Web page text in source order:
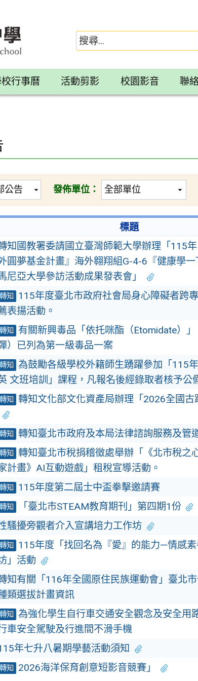
行事曆 活動剪影 校園影音 聯
發佈單位：
標題
知國教署委請國立臺灣師範大學辦理「115
圓夢基金計畫』海外翱翔組G-4-6『健康學
尼亞大學參訪活動成果發表會」
轉知
115年度臺北市政府社會局身心障礙者跨
表揚活動。
轉知
有關新興毒品「依托咪酯（Etomidate）
）已列為第一級毒品一案
轉知
為鼓勵各級學校外籍師生踴躍參加「115
文班培訓」課程，凡報名後經錄取者核予公
轉知 轉知文化部文化資產局辦理「2026全國古
轉知 轉知臺北市政府及本局法律諮詢服務及管
轉知
轉知臺北市稅捐稽徵處舉辦「《北市稅之
計畫》AI互動遊戲」租稅宣導活動。
轉知 115年度第二屆士中盃拳擊邀請賽
轉知 「臺北市STEAM教育期刊」第四期1份
騷擾旁觀者介入宣講培力工作坊
轉知
115年度「找回名為『愛』的能力—情感
」活動
知有關「116年全國原住民族運動會」臺北
類選拔計畫資訊
轉知
為強化學生自行車交通安全觀念及安全用
車安全駕駛及行進間不滑手機
年七升八暑期學藝活動須知
轉知 2026海洋保育創意短影音競賽」